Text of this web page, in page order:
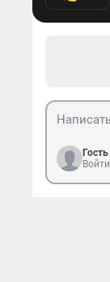
Гость
Войти